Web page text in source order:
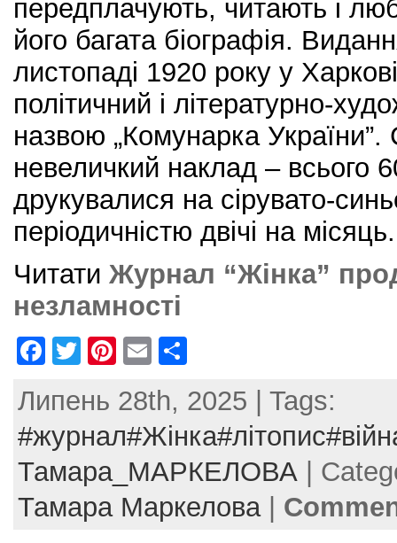
передплачують, читають і
його багата біографія.
листопаді 1920 року у
політичний і літературно-
назвою „Комунарка України”.
невеличкий наклад – всього
друкувалися на сірувато-
періодичністю двічі на
Читати Журнал “Жінка”
незламності
F
c
e
b
o
o
T
itt
er
Pi
er
e
st
E
ai
l
ar
e
Липень 28th, 2025 | Tags:
Тамара_МАРКЕЛОВА |
Тамара Маркелова|